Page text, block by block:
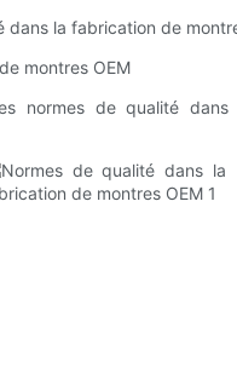
dans la fabrication de
montres OEM
normes de qualité dans